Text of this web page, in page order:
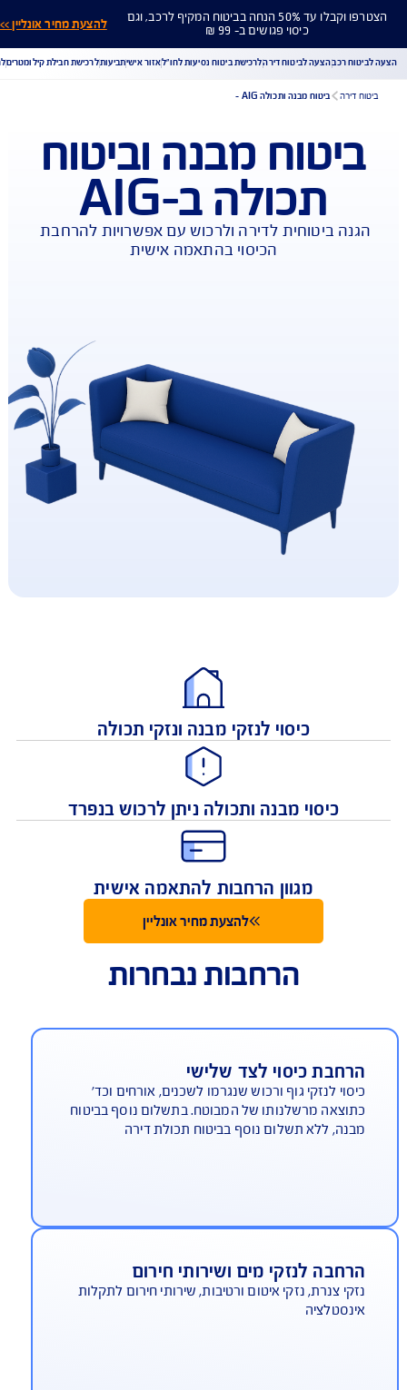
הצטרפו וקבלו עד 50% הנחה בביטוח המקיף לרכב, וגם
כיסוי פגושים ב- 99 ₪ להצעת מחיר אונליין >>
הורדת מסמכי ביטוח רכב
הצעת מחיר לביטוח רכב
מחיר לביטוח דירה
ביטוח נסיעות לחו"ל
ביטוח בריאות
תביעת רכב
רכישת חבילת קילומטרים רכישת ביטוח יומי
רכב הצעה לביטוח דירה לרכישת ביטוח נסיעות לחו"ל אזור אישי תביעות לרכישת חבילת קילומטרים
מבנה וביטוח
תכולה ב-AIG
ביטוחית לדירה ולרכוש עם אפשרויות להרחבת
כיסוי לנזקי מבנה ונזקי תכולה
כיסוי מבנה ותכולה ניתן לרכוש בנפרד
הרחבות נבחרות
כיסוי לצד שלישי
לנזקי גוף ורכוש שנגרמו לשכנים, אורחים וכד'
מרשלנותו של המבוטח. בתשלום נוסף בביטוח
ללא תשלום נוסף בביטוח תכולת דירה